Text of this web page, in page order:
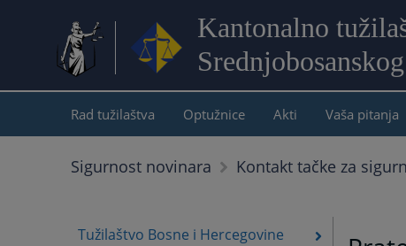
Kantonalno
Rad tužilaštva Optužnice Akti Vaša pitanja
Sigurnost novinara Kontakt tačke za
Tužilaštvo Bosne i Hercegovine